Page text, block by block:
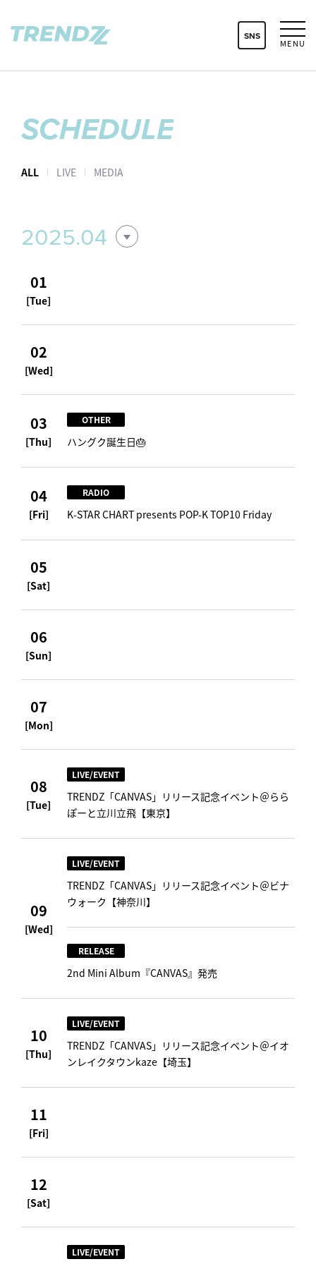
MENU
SNS
SCHEDULE
ALL LIVE MEDIA
2025.04
01
[Tue]
02
[Wed]
03
[Thu]
OTHER
ハングク誕生日🎂
04
[Fri]
RADIO
K-STAR CHART presents POP-K TOP10 Friday
05
[Sat]
06
[Sun]
07
[Mon]
08
[Tue]
LIVE/EVENT
TRENDZ「CANVAS」リリース記念イベント＠らら
ぽーと立川立飛【東京】
09
[Wed]
LIVE/EVENT
TRENDZ「CANVAS」リリース記念イベント＠ビナ
ウォーク【神奈川】
RELEASE
2nd Mini Album『CANVAS』発売
10
[Thu]
LIVE/EVENT
TRENDZ「CANVAS」リリース記念イベント＠イオ
ンレイクタウンkaze【埼玉】
11
[Fri]
12
[Sat]
LIVE/EVENT